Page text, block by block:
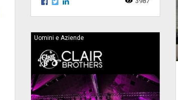
Uomini e Aziende